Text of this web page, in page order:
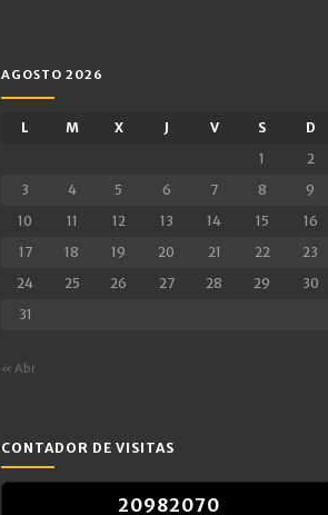
AGOSTO 2026
L M X J V S
D
1
2
3
4 5 6 7 8
9
10
11 12 13 14 15
16
17
18 19 20 21 22
23
24
25 26 27 28 29
30
31
« Abr
CONTADOR DE VISITAS
20982070